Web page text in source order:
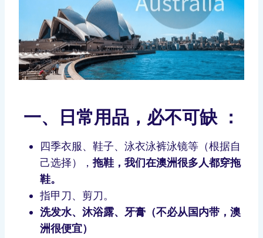
一、日常用品，必不可缺 ：
四季衣服、鞋子、泳衣泳裤泳镜等（根据自
己选择），拖鞋，我们在澳洲很多人都穿拖
鞋。
指甲刀、剪刀。
洗发水、沐浴露、牙膏（不必从国内带，澳
洲很便宜）